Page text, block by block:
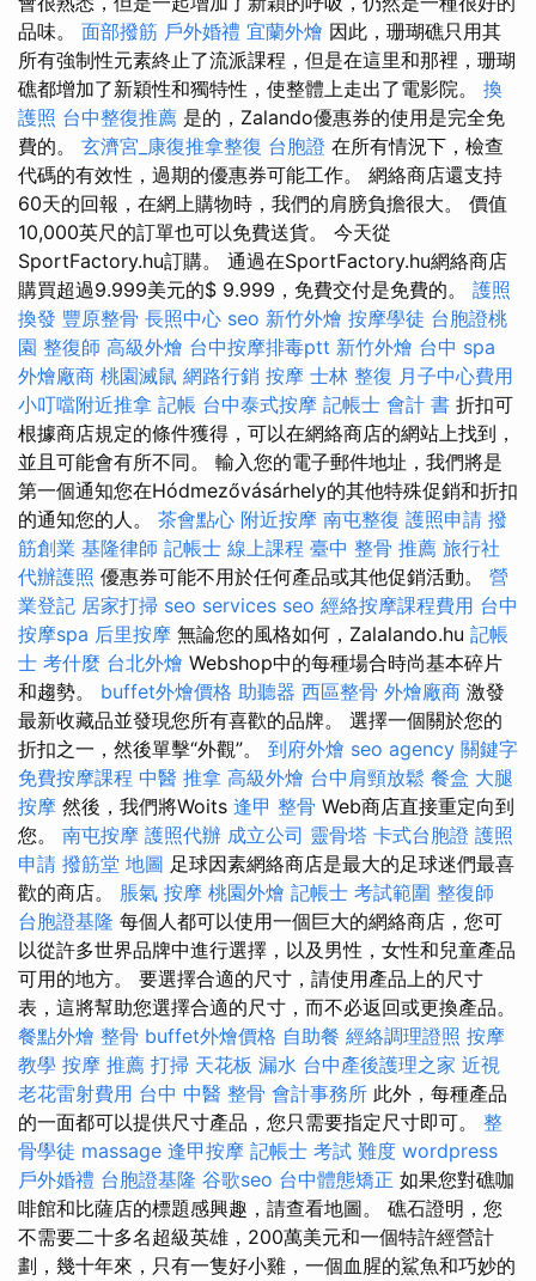
品味。 面部撥筋 戶外婚禮 宜蘭外燴 因此，珊瑚礁只用其
所有強制性元素終止了流派課程，但是在這里和那裡，珊瑚
礁都增加了新穎性和獨特性，使整體上走出了電影院。 換
護照 台中整復推薦 是的，Zalando優惠券的使用是完全免
費的。 玄濟宮_康復推拿整復 台胞證 在所有情況下，檢查
代碼的有效性，過期的優惠券可能工作。 網絡商店還支持
60天的回報，在網上購物時，我們的肩膀負擔很大。 價值
10,000英尺的訂單也可以免費送貨。 今天從
SportFactory.hu訂購。 通過在SportFactory.hu網絡商店
購買超過9.999美元的$ 9.999，免費交付是免費的。 護照
換發 豐原整骨 長照中心 seo 新竹外燴 按摩學徒 台胞證桃
園 整復師 高級外燴 台中按摩排毒ptt 新竹外燴 台中 spa
外燴廠商 桃園滅鼠 網路行銷 按摩 士林 整復 月子中心費用
小叮噹附近推拿 記帳 台中泰式按摩 記帳士 會計 書 折扣可
根據商店規定的條件獲得，可以在網絡商店的網站上找到，
並且可能會有所不同。 輸入您的電子郵件地址，我們將是
第一個通知您在Hódmezővásárhely的其他特殊促銷和折扣
的通知您的人。 茶會點心 附近按摩 南屯整復 護照申請 撥
筋創業 基隆律師 記帳士 線上課程 臺中 整骨 推薦 旅行社
代辦護照 優惠券可能不用於任何產品或其他促銷活動。 營
業登記 居家打掃 seo services seo 經絡按摩課程費用 台中
按摩spa 后里按摩 無論您的風格如何，Zalalando.hu 記帳
士 考什麼 台北外燴 Webshop中的每種場合時尚基本碎片
和趨勢。 buffet外燴價格 助聽器 西區整骨 外燴廠商 激發
最新收藏品並發現您所有喜歡的品牌。 選擇一個關於您的
折扣之一，然後單擊“外觀”。 到府外燴 seo agency 關鍵字
免費按摩課程 中醫 推拿 高級外燴 台中肩頸放鬆 餐盒 大腿
按摩 然後，我們將Woits 逢甲 整骨 Web商店直接重定向到
您。 南屯按摩 護照代辦 成立公司 靈骨塔 卡式台胞證 護照
申請 撥筋堂 地圖 足球因素網絡商店是最大的足球迷們最喜
歡的商店。 脹氣 按摩 桃園外燴 記帳士 考試範圍 整復師
台胞證基隆 每個人都可以使用一個巨大的網絡商店，您可
以從許多世界品牌中進行選擇，以及男性，女性和兒童產品
可用的地方。 要選擇合適的尺寸，請使用產品上的尺寸
表，這將幫助您選擇合適的尺寸，而不必返回或更換產品。
餐點外燴 整骨 buffet外燴價格 自助餐 經絡調理證照 按摩
教學 按摩 推薦 打掃 天花板 漏水 台中產後護理之家 近視
老花雷射費用 台中 中醫 整骨 會計事務所 此外，每種產品
的一面都可以提供尺寸產品，您只需要指定尺寸即可。 整
骨學徒 massage 逢甲按摩 記帳士 考試 難度 wordpress
戶外婚禮 台胞證基隆 谷歌seo 台中體態矯正 如果您對礁咖
啡館和比薩店的標題感興趣，請查看地圖。 礁石證明，您
不需要二十多名超級英雄，200萬美元和一個特許經營計
劃，幾十年來，只有一隻好小雞，一個血腥的鯊魚和巧妙的